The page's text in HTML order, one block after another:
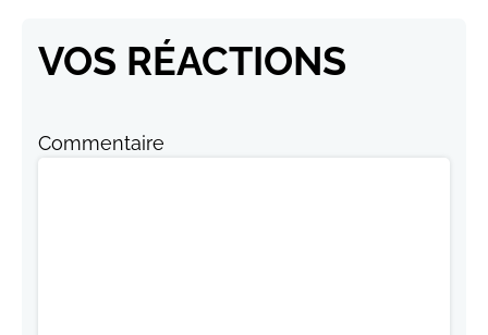
VOS RÉACTIONS
Commentaire